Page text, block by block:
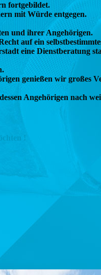
fortgebildet.
mit Würde entgegen.
und ihrer Angehörigen.
auf ein
eine Dienstberatung
genießen wir großes
Angehörigen nach
!